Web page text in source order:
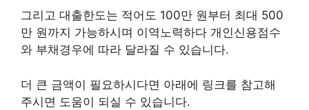
그리고 대출한도는 적어도 100만 원부터 최대 500
만 원까지 가능하시며 이역노력하다 개인신용점수
와 부채경우에 따라 달라질 수 있습니다.
더 큰 금액이 필요하시다면 아래에 링크를 참고해
주시면 도움이 되실 수 있습니다.